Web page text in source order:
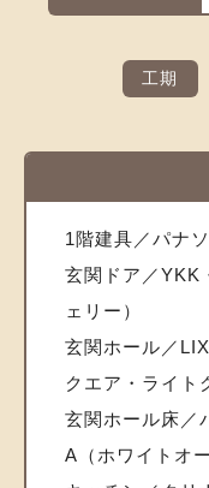
工期
1階建具／パナ
玄関ドア／YKK
ェリー）
玄関ホール／
クエア・ライト
玄関ホール床／
A（ホワイトオー